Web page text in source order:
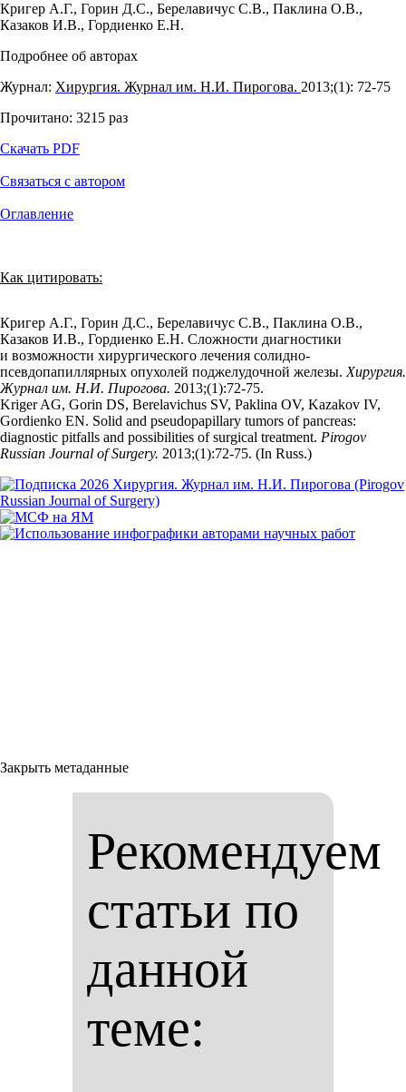
Кригер А.Г., Горин Д.С., Берелавичус С.В., Паклина О.В.,
Казаков И.В., Гордиенко Е.Н.
Подробнее об авторах
Журнал: Хирургия. Журнал им. Н.И. Пирогова. 2013;(1): 72‑75
Прочитано: 3215 раз
Скачать PDF
Связаться с автором
Оглавление
Как цитировать:
Кригер А.Г., Горин Д.С., Берелавичус С.В., Паклина О.В.,
Казаков И.В., Гордиенко Е.Н. Сложности диагностики
и возможности хирургического лечения солидно-
псевдопапиллярных опухолей поджелудочной железы. Хирургия.
Журнал им. Н.И. Пирогова. 2013;(1):72‑75.
Kriger AG, Gorin DS, Berelavichus SV, Paklina OV, Kazakov IV,
Gordienko EN. Solid and pseudopapillary tumors of pancreas:
diagnostic pitfalls and possibilities of surgical treatment. Pirogov
Russian Journal of Surgery. 2013;(1):72‑75. (In Russ.)
Закрыть метаданные
Рекомендуем
статьи по
данной
теме: